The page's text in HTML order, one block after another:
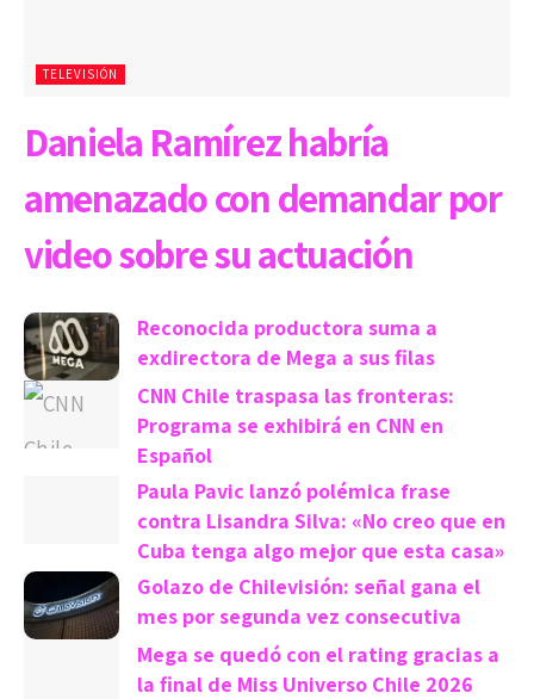
TELEVISIÓN
Daniela Ramírez habría
amenazado con demandar por
video sobre su actuación
Reconocida productora suma a
exdirectora de Mega a sus filas
CNN Chile traspasa las fronteras:
Programa se exhibirá en CNN en
Español
Paula Pavic lanzó polémica frase
contra Lisandra Silva: «No creo que en
Cuba tenga algo mejor que esta casa»
Golazo de Chilevisión: señal gana el
mes por segunda vez consecutiva
Mega se quedó con el rating gracias a
la final de Miss Universo Chile 2026